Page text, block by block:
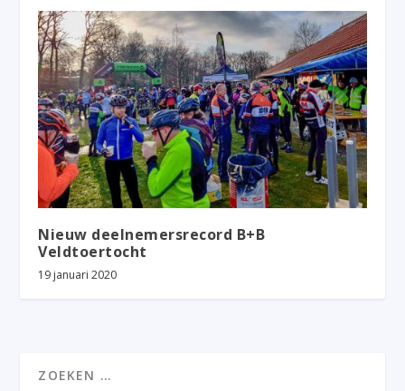
Nieuw deelnemersrecord B+B
Veldtoertocht
19 januari 2020